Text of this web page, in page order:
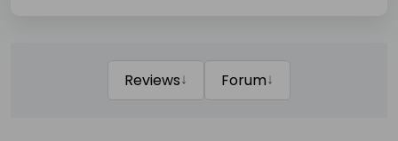
Reviews↓ Forum↓